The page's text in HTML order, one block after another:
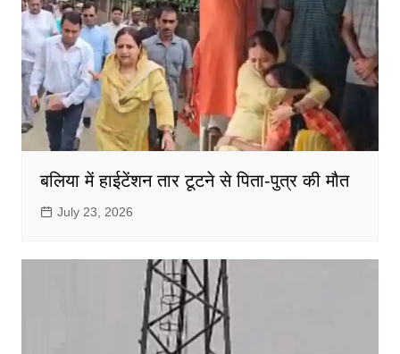
बलिया में हाईटेंशन तार टूटने से पिता-पुत्र की मौत
July 23, 2026